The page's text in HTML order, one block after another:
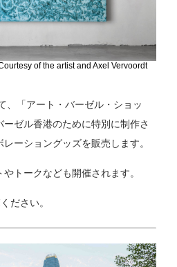
of the artist and Axel Vervoordt
、「アート・バーゼル・ショッ
ゼル香港のために特別に制作さ
ーショングッズを販売します。
トークなども開催されます。
ださい。